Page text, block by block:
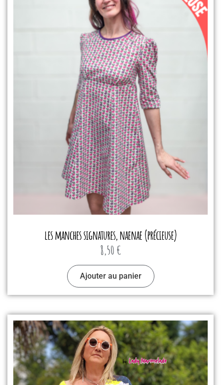
les manches signatures, naenae (précieuse)
8,50 €
Ajouter au panier